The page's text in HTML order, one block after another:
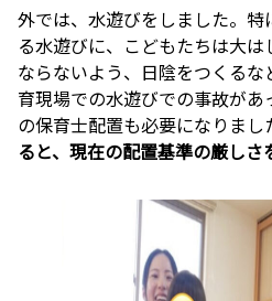
外では、水遊びをしました。
る水遊びに、こどもたちは大
ならないよう、日陰をつくる
育現場での水遊びでの事故が
の保育士配置も必要になりまし
ると、現在の配置基準の厳しさ